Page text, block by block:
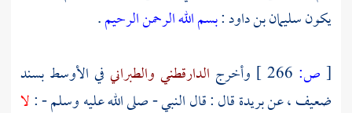
يكونسليمان بن داود:بسم الله الرحمن الرحيم.
[ ص: وأخرج الدارقطني والطبراني في الأوسط بسند
ضعيف ، عنبريدةقال : قال النبي - صلى الله عليه وسلم - :لا